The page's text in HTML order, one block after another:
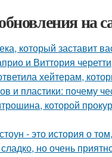
на
который заставит
и Виттория
хейтерам,
и пластики: почему
которой
- это история о
но очень